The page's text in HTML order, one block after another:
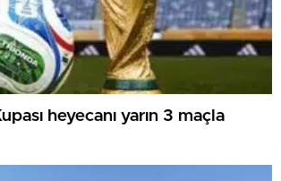
heyecanı yarın 3 maçla